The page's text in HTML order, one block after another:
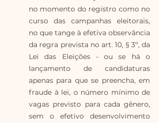
no momento do registro como no
curso das campanhas eleitorais,
no que tange à efetiva observância
da regra prevista no art. 10, § 3º, da
Lei das Eleições - ou se há o
lançamento de candidaturas
apenas para que se preencha, em
fraude à lei, o número mínimo de
vagas previsto para cada gênero,
sem o efetivo desenvolvimento